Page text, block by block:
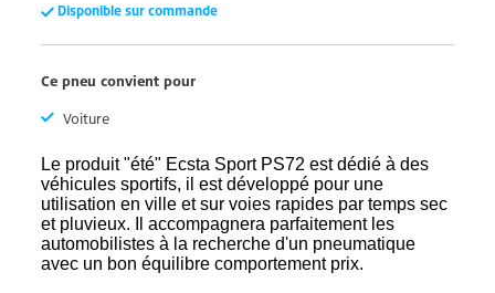
Disponible sur commande
Ce pneu convient pour
Voiture
Le produit "été" Ecsta Sport PS72 est dédié à des
véhicules sportifs, il est développé pour une
utilisation en ville et sur voies rapides par temps sec
et pluvieux. Il accompagnera parfaitement les
automobilistes à la recherche d'un pneumatique
avec un bon équilibre comportement prix.